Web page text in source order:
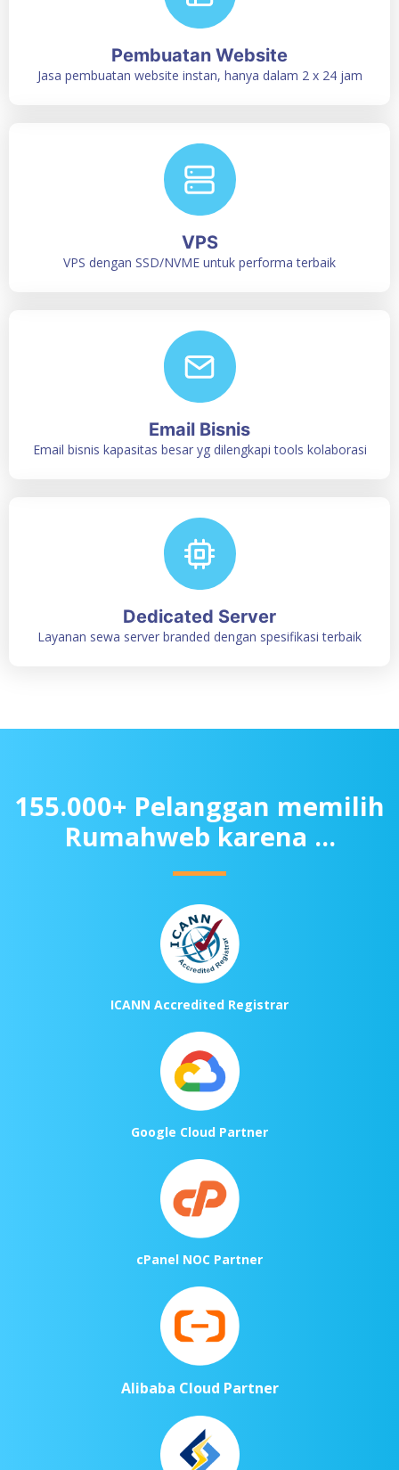
Pembuatan Website
Jasa pembuatan website instan, hanya dalam 2 x 24 jam
VPS
VPS dengan SSD/NVME untuk performa terbaik
Email Bisnis
Email bisnis kapasitas besar yg dilengkapi tools kolaborasi
Dedicated Server
Layanan sewa server branded dengan spesifikasi terbaik
155.000+ Pelanggan memilih
Rumahweb karena ...
ICANN Accredited Registrar
Google Cloud Partner
cPanel NOC Partner
Alibaba Cloud Partner